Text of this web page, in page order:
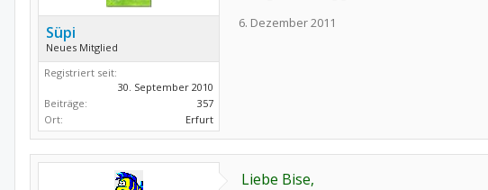
Süpi
Neues Mitglied
Registriert seit:
30. September 2010
Beiträge:
357
Ort:
Erfurt
6. Dezember 2011
Liebe Bise,